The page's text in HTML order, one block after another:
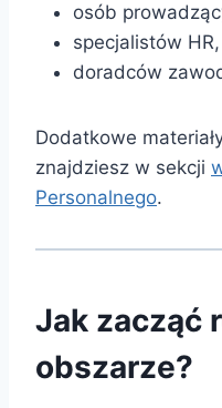
osób
specjalistów HR,
doradców
Dodatkowe
znajdziesz w sekcji
Personalnego.
Jak zacząć
obszarze?